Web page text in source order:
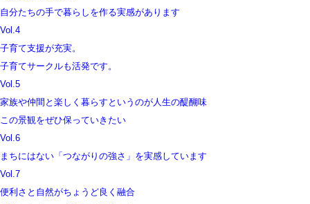
自分たちの手で暮らしを作る実感があります
Vol.4
子育て支援が充実。
子育てサークルも活発です。
Vol.5
家族や仲間と楽しく暮らすというのが人生の醍醐味
この景観をぜひ保っていきたい
Vol.6
まちにはない「つながりの強さ」を実感しています
Vol.7
便利さと自然がちょうど良く融合